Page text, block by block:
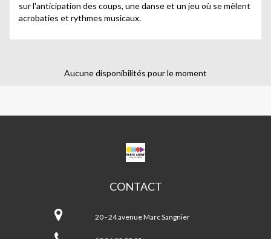
sur l'anticipation des coups, une danse et un jeu où se mèlent
acrobaties et rythmes musicaux.
Aucune disponibilités pour le moment
CPA
MARC
CONTACT
Marc
Sangnier
20 - 24 avenue Marc Sangnier